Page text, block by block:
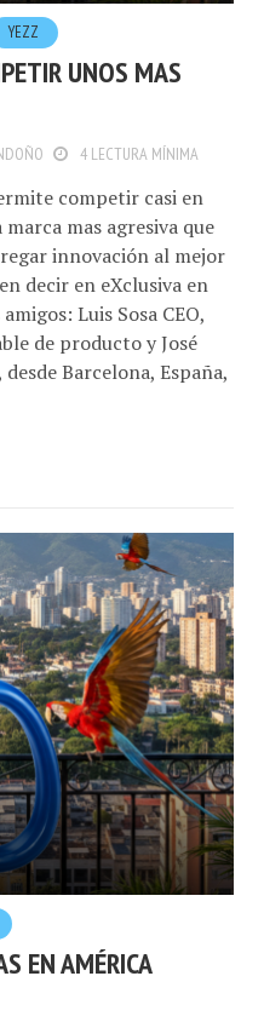
YEZZ
UNOS MAS
4 LECTURA MÍNIMA
competir casi en
mas agresiva que
innovación al mejor
decir en eXclusiva en
Luis Sosa CEO,
de producto y José
Barcelona, España,
EN AMÉRICA